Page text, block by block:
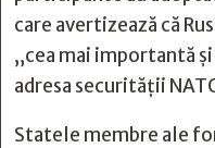
care avertizează că
„cea mai importantă
adresa securității
Statele membre ale